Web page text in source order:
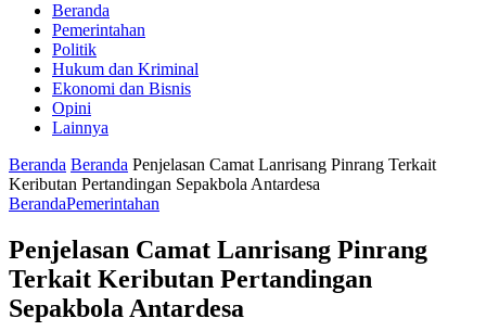
Beranda
Pemerintahan
Politik
Hukum dan Kriminal
Ekonomi dan Bisnis
Opini
Lainnya
Beranda Beranda Penjelasan Camat Lanrisang Pinrang Terkait
Keributan Pertandingan Sepakbola Antardesa
BerandaPemerintahan
Penjelasan Camat Lanrisang Pinrang
Terkait Keributan Pertandingan
Sepakbola Antardesa